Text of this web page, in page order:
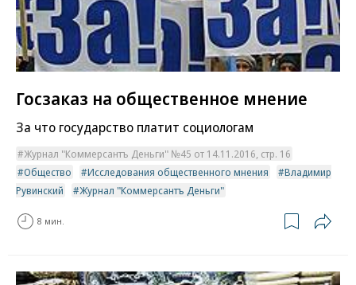
Госзаказ на общественное мнение
За что государство платит социологам
Журнал "Коммерсантъ Деньги" №45 от 14.11.2016, стр. 16
Общество
Исследования общественного мнения
Владимир
Рувинский
Журнал "Коммерсантъ Деньги"
8 мин.